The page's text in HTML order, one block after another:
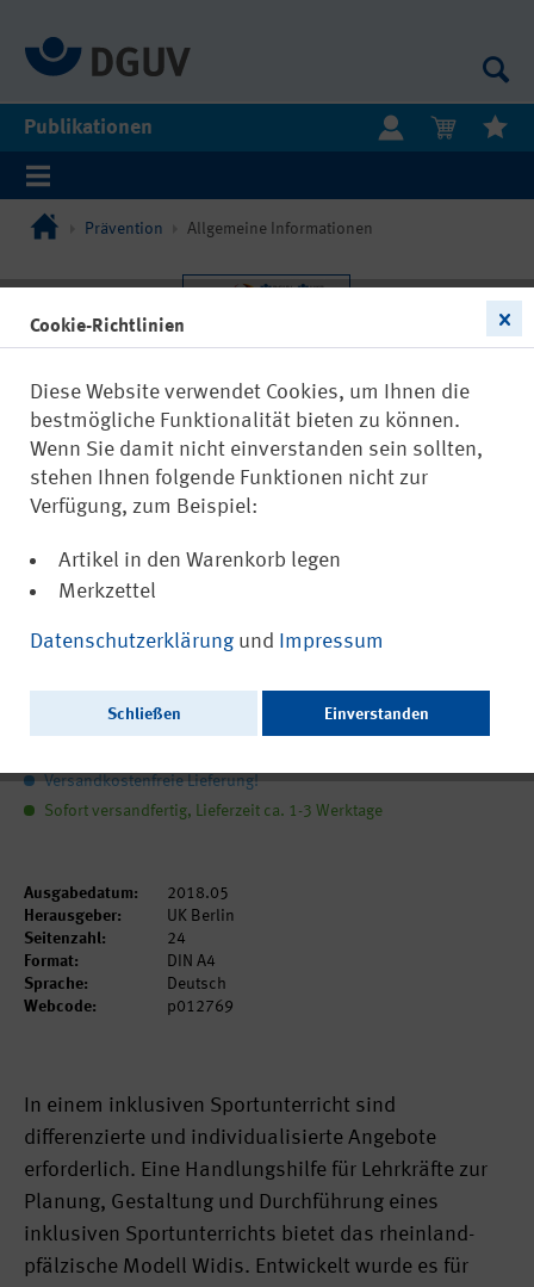
Publikationen
Prävention Allgemeine Informationen
12769
Versandkostenfreie Lieferung!
Sofort versandfertig, Lieferzeit ca. 1-3 Werktage
Ausgabedatum:
2018.05
Herausgeber:
UK Berlin
Seitenzahl:
24
Format:
DIN A4
Sprache:
Deutsch
Webcode:
p012769
In einem inklusiven Sportunterricht sind
differenzierte und individualisierte Angebote
erforderlich. Eine Handlungshilfe für Lehrkräfte zur
Planung, Gestaltung und Durchführung eines
inklusiven Sportunterrichts bietet das rheinland-
pfälzische Modell Widis. Entwickelt wurde es für
Cookie-Richtlinien
Diese Website verwendet Cookies, um Ihnen die
bestmögliche Funktionalität bieten zu können.
Wenn Sie damit nicht einverstanden sein sollten,
stehen Ihnen folgende Funktionen nicht zur
Verfügung, zum Beispiel:
Artikel in den Warenkorb legen
Merkzettel
Datenschutzerklärung und Impressum
Schließen Einverstanden